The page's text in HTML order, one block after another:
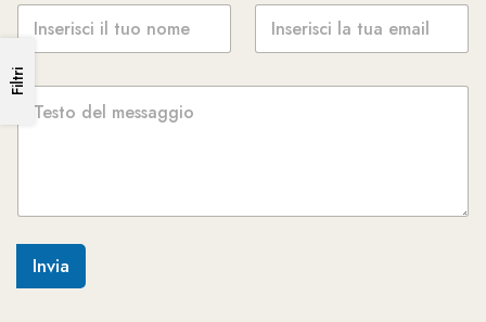
Filtri
N
o
e
*
E
a
M
g
i
Invia